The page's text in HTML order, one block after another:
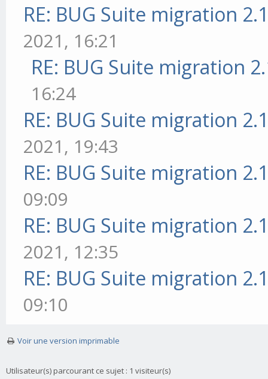
RE: BUG Suite migration
2021, 16:21
RE: BUG Suite migration
16:24
RE: BUG Suite migration
2021, 19:43
RE: BUG Suite migration
09:09
RE: BUG Suite migration
2021, 12:35
RE: BUG Suite migration
09:10
Voir une version imprimable
Utilisateur(s) parcourant ce sujet : 1 visiteur(s)